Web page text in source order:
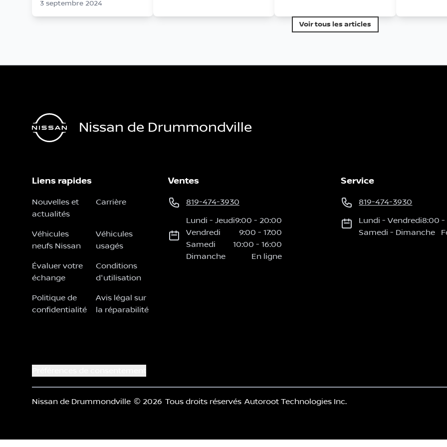
3 septembre 2024
Voir tous les articles
Nissan de Drummondville
Liens rapides
Nouvelles et
actualités
Carrière
Véhicules
neufs Nissan
Véhicules
usagés
Évaluer votre
échange
Conditions
d'utilisation
Politique de
confidentialité
Avis légal sur
la réparabilité
Ventes
819-474-3930
Lundi - Jeudi9:00 - 20:00
Vendredi
9:00 - 17:00
Samedi
10:00 - 16:00
Dimanche
En ligne
Service
819-474-3930
Lundi -Vendredi8:00 -
Samedi - Dimanche
Nissan de Drummondville © 2026 Tous droits réservés Autoroot Technologies Inc.